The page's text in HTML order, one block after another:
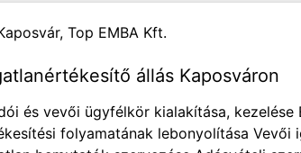
Top EMBA Kft.
állás Kaposváron
és vevői ügyfélkör kialakítása, kezelése
folyamatának lebonyolítása Vevői